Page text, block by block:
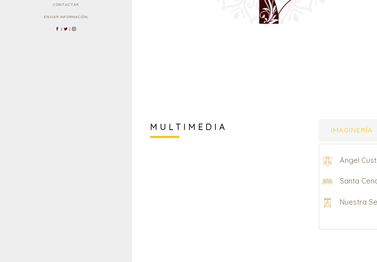
CONTACTAR
ENVIAR INFORMACIÓN
| |
MULTIMEDIA IMAGINERÍA
Ángel
Santa
Nuestra